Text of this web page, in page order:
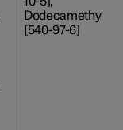
[540-97-6]